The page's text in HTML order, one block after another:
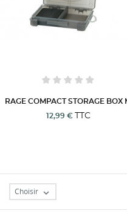
RAGE COMPACT STORAGE BOX
12,99 €
TTC
Choisir 